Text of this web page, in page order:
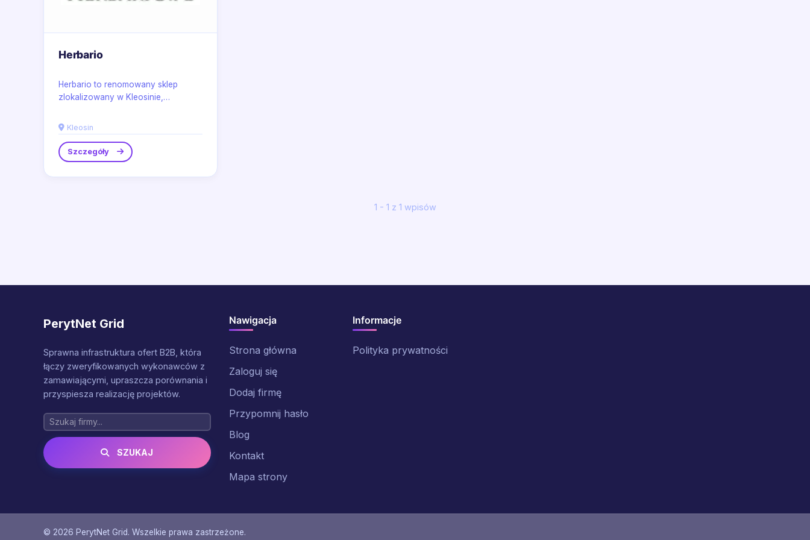
Herbario
Herbario to renomowany sklep
zlokalizowany w Kleosinie,
wysokiej jakości...
Kleosin
Szczegóły
1 - 1 z 1 wpisów
PerytNet Grid
Sprawna infrastruktura ofert B2B, która
łączy zweryfikowanych wykonawców z
zamawiającymi, upraszcza porównania i
przyspiesza realizację projektów.
SZUKAJ
Nawigacja
Strona główna
Zaloguj się
Dodaj firmę
Przypomnij hasło
Blog
Kontakt
Mapa strony
Informacje
Polityka prywatności
© 2026 PerytNet Grid. Wszelkie prawa zastrzeżone.